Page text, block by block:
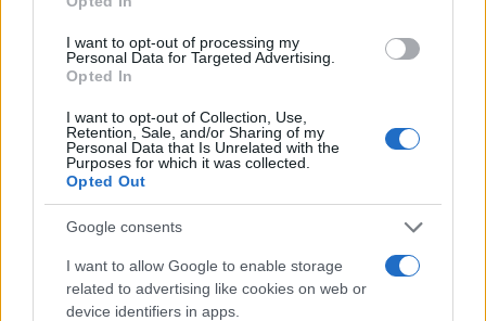
I want to opt-out of processing my
Personal Data for Targeted Advertising.
Opted In
I want to opt-out of Collection, Use,
Retention, Sale, and/or Sharing of my
Personal Data that Is Unrelated with the
Purposes for which it was collected.
Opted Out
Google consents
I want to allow Google to enable storage
related to advertising like cookies on web or
device identifiers in apps.
Continua a leggere